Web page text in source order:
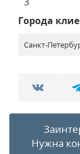
Города
Санкт-
Нужна